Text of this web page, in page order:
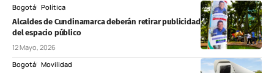
Bogotá Política
Alcaldes de Cundinamarca deberán retirar publicidad política vencida
del espacio público
12 Mayo, 2026
Bogotá Movilidad